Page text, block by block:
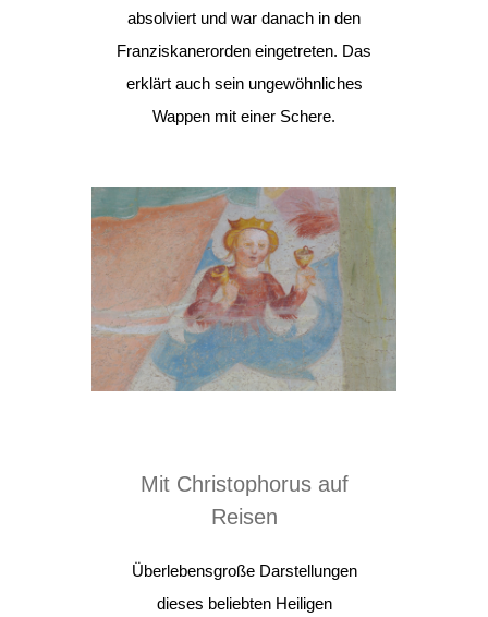
absolviert und war danach in den
Franziskanerorden eingetreten. Das
erklärt auch sein ungewöhnliches
Wappen mit einer Schere.
Mit Christophorus auf
Reisen
Überlebensgroße Darstellungen
dieses beliebten Heiligen